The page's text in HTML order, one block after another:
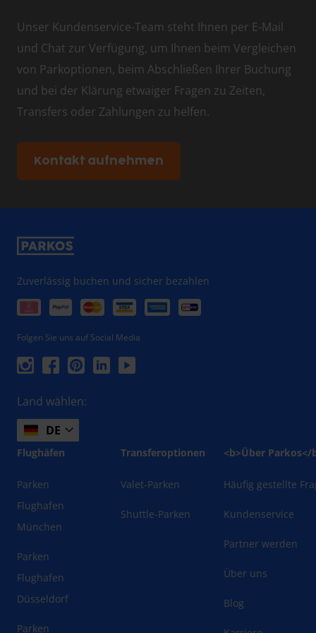
im Besitz der Parkplätze sind, sondern mit unseren
Partnern zusammenarbeiten, um Ihnen optimale Lösungen
zu bieten.
Unser Kundenservice-Team steht Ihnen per E-Mail
und Chat zur Verfügung, um Ihnen beim Vergleichen
von Parkoptionen, beim Abschließen Ihrer Buchung
und bei der Klärung etwaiger Fragen zu Zeiten,
Transfers oder Zahlungen zu helfen.
Kontakt aufnehmen
Zuverlässig buchen und sicher bezahlen
Folgen Sie uns auf Social Media
Land wählen:
DE
Flughäfen
Parken
Flughafen
München
Parken
Flughafen
Düsseldorf
Parken
Transferoptionen
Valet-Parken
Shuttle-Parken
<b>Über Parkos</
Häufig gestellte
Kundenservice
Partner werden
Über uns
Blog